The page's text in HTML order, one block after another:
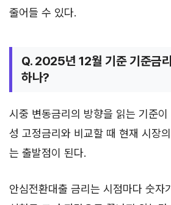
줄어들 수 있다.
Q. 2025년 12월 기준 기준금
하나?
시중 변동금리의 방향을 읽는 기준
성 고정금리와 비교할 때 현재 시장
는 출발점이 된다.
안심전환대출 금리는 시점마다 숫자